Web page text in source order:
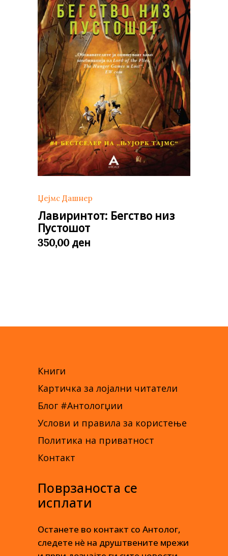
Џејмс Дашнер
Лавиринтот: Бегство низ
Пустошот
350,00 ден
Книги
Картичка за лојални читатели
Блог #Антологџии
Услови и правила за користење
Политика на приватност
Контакт
Поврзаноста се
исплати
Останете во контакт со Антолог,
следете нè на друштвените мрежи